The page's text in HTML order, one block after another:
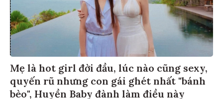
Mẹ là hot girl đời đầu, lúc nào cũng sexy,
quyến rũ nhưng con gái ghét nhất "bánh
bèo", Huyền Baby đành làm điều này